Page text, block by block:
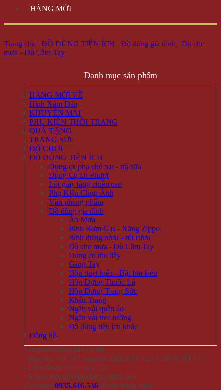
HÀNG MỚI
Trang chủ / ĐỒ DÙNG TIỆN ÍCH / Đồ dùng gia đình / Dù che
mưa - Dù Cầm Tay
Danh mục sản phẩm
HÀNG MỚI VỀ
Hình Xăm Dán
KHUYẾN MÃI
PHỤ KIỆN THỜI TRANG
QUÀ TẶNG
TRANG SỨC
ĐỒ CHƠI
ĐỒ DÙNG TIỆN ÍCH
Dụng cụ pha chế bar - trà sữa
Dụng Cụ Đi Phượt
Lót giày tăng chiều cao
Phụ Kiện Chụp Ảnh
Văn phòng phẩm
Đồ dùng gia đình
Áo Mưa
Bình Bơm Gas - Xăng Zippo
Bình đựng rượu - rót rượu
Dù che mưa - Dù Cầm Tay
Dụng cụ thu dây
Găng Tay
Hộp quẹt kiểu - Bật lửa kiểu
Hộp Đựng Thuốc Lá
Hộp Đựng Trang Sức
Khẩu Trang
Ngăn vải quần áo
Ngăn vải treo tường
Đồ dùng tiện ích khác
Đồng hồ
Sản phẩm đang sẵn có tại
- Địa chỉ: 714 / 17 Nguyễn Trãi, P.11, Q.5 ( NHÀ SỐ 17 )
- Điện thoại: 0935 616 536
- Email: Info@Winwinshop88.Com
Gọi ngay 0935.616.536 để đặt hàng ngay.